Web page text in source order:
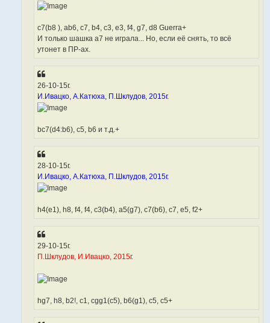
c7(b8 ), ab6, c7, b4, c3, e3, f4, g7, d8 Guerra+
И только шашка а7 не играла... Но, если её снять, то всё
утонет в ПР-ах.
26-10-15г.
И.Ивацко, А.Катюха, П.Шклудов, 2015г.
bc7(d4:b6), c5, b6 и т.д.+
28-10-15г.
И.Ивацко, А.Катюха, П.Шклудов, 2015г.
h4(e1), h8, f4, f4, c3(b4), a5(g7), c7(b6), c7, e5, f2+
29-10-15г.
П.Шклудов, И.Ивацко, 2015г.
hg7, h8, b2!, c1, cgg1(c5), b6(g1), c5, c5+